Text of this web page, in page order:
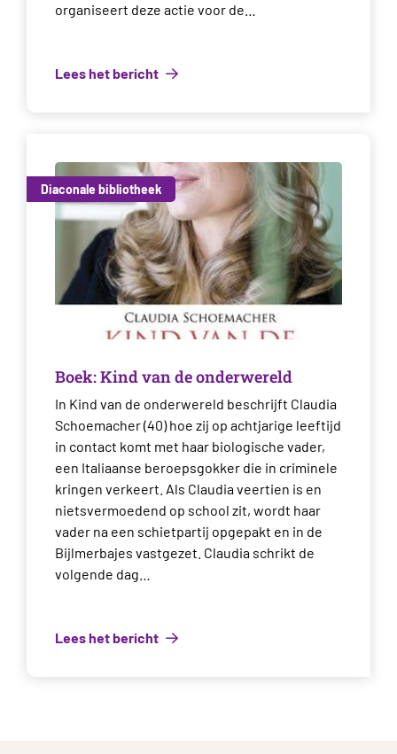
organiseert deze actie voor de…
Lees het bericht
Diaconale bibliotheek
Boek: Kind van de onderwereld
In Kind van de onderwereld beschrijft Claudia
Schoemacher (40) hoe zij op achtjarige leeftijd
in contact komt met haar biologische vader,
een Italiaanse beroepsgokker die in criminele
kringen verkeert. Als Claudia veertien is en
nietsvermoedend op school zit, wordt haar
vader na een schietpartij opgepakt en in de
Bijlmerbajes vastgezet. Claudia schrikt de
volgende dag…
Lees het bericht